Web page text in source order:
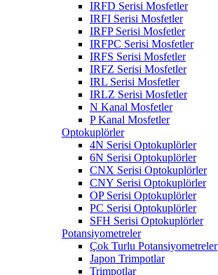
IRFD Serisi Mosfetler
IRFI Serisi Mosfetler
IRFP Serisi Mosfetler
IRFPC Serisi Mosfetler
IRFS Serisi Mosfetler
IRFZ Serisi Mosfetler
IRL Serisi Mosfetler
IRLZ Serisi Mosfetler
N Kanal Mosfetler
P Kanal Mosfetler
Optokuplörler
4N Serisi Optokuplörler
6N Serisi Optokuplörler
CNX Serisi Optokuplörler
CNY Serisi Optokuplörler
OP Serisi Optokuplörler
PC Serisi Optokuplörler
SFH Serisi Optokuplörler
Potansiyometreler
Çok Turlu Potansiyometreler
Japon Trimpotlar
Trimpotlar